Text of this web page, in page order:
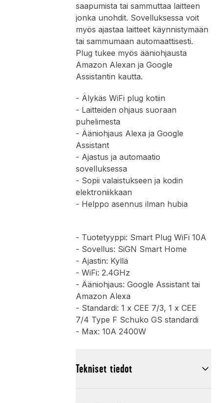
saapumista tai sammuttaa laitteen
jonka unohdit. Sovelluksessa voit
myös ajastaa laitteet käynnistymään
tai sammumaan automaattisesti.
Plug tukee myös ääniohjausta
Amazon Alexan ja Google
Assistantin kautta.
- Älykäs WiFi plug kotiin
- Laitteiden ohjaus suoraan
puhelimesta
- Ääniohjaus Alexa ja Google
Assistant
- Ajastus ja automaatio
sovelluksessa
- Sopii valaistukseen ja kodin
elektroniikkaan
- Helppo asennus ilman hubia
- Tuotetyyppi: Smart Plug WiFi 10A
- Sovellus: SiGN Smart Home
- Ajastin: Kyllä
- WiFi: 2.4GHz
- Ääniohjaus: Google Assistant tai
Amazon Alexa
- Standardi: 1 x CEE 7/3, 1 x CEE
7/4 Type F Schuko GS standardi
- Max: 10A 2400W
Tekniset tiedot